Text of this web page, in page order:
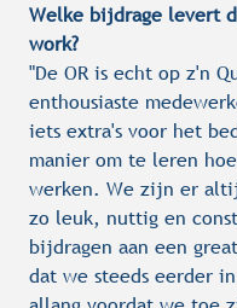
Welke bijdrage levert
work?
"De OR is echt op z'n
enthousiaste
iets extra's voor het
manier om te leren
werken. We zijn er
zo leuk, nuttig en
bijdragen aan een
dat we steeds eerder